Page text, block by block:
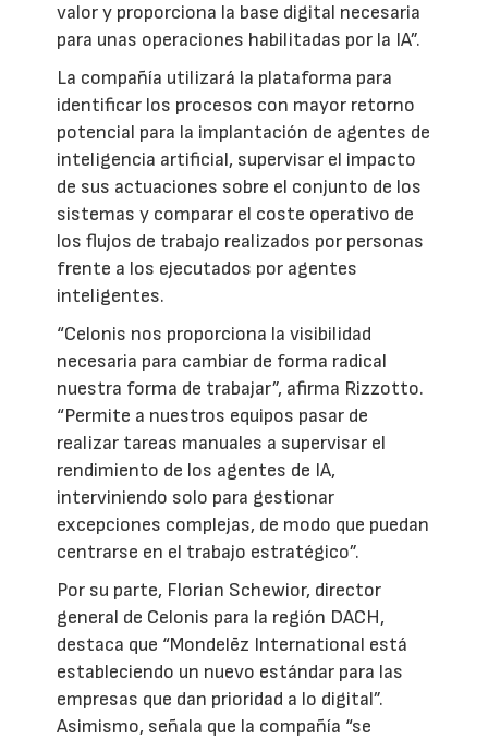
valor y proporciona la base digital necesaria
para unas operaciones habilitadas por la IA”.
La compañía utilizará la plataforma para
identificar los procesos con mayor retorno
potencial para la implantación de agentes de
inteligencia artificial, supervisar el impacto
de sus actuaciones sobre el conjunto de los
sistemas y comparar el coste operativo de
los flujos de trabajo realizados por personas
frente a los ejecutados por agentes
inteligentes.
“Celonis nos proporciona la visibilidad
necesaria para cambiar de forma radical
nuestra forma de trabajar”, afirma Rizzotto.
“Permite a nuestros equipos pasar de
realizar tareas manuales a supervisar el
rendimiento de los agentes de IA,
interviniendo solo para gestionar
excepciones complejas, de modo que puedan
centrarse en el trabajo estratégico”.
Por su parte, Florian Schewior, director
general de Celonis para la región DACH,
destaca que “Mondelēz International está
estableciendo un nuevo estándar para las
empresas que dan prioridad a lo digital”.
Asimismo, señala que la compañía “se